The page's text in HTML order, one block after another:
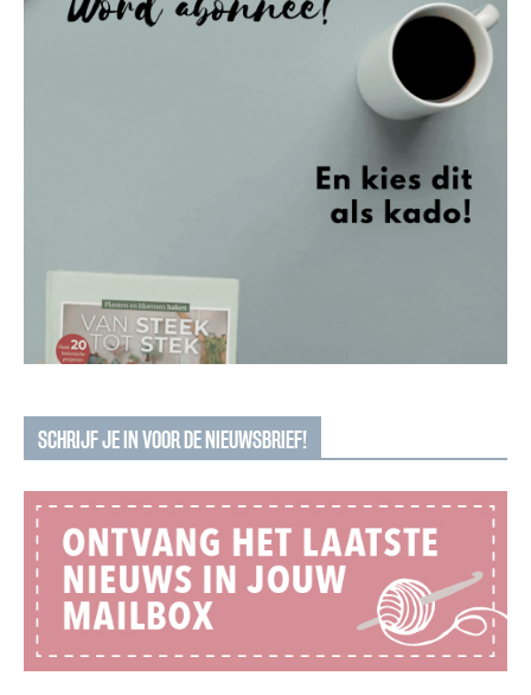
SCHRIJF JE IN VOOR DE NIEUWSBRIEF!